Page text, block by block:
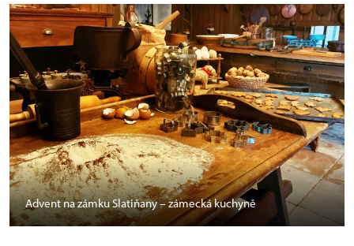
Advent na zámku Slatiňany – zámecká kuchyně